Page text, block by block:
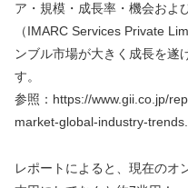
ア・規模・成長率・機会およ
（IMARC Services Private
ンブル市場が大きく成長を遂
す。
参照：https://www.gii.co.jp/
market-global-industry-
レポートによると、現在のオ